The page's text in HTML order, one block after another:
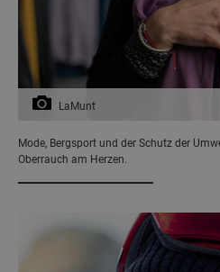
LaMunt
Mode, Bergsport und der Schutz der
Oberrauch am Herzen.